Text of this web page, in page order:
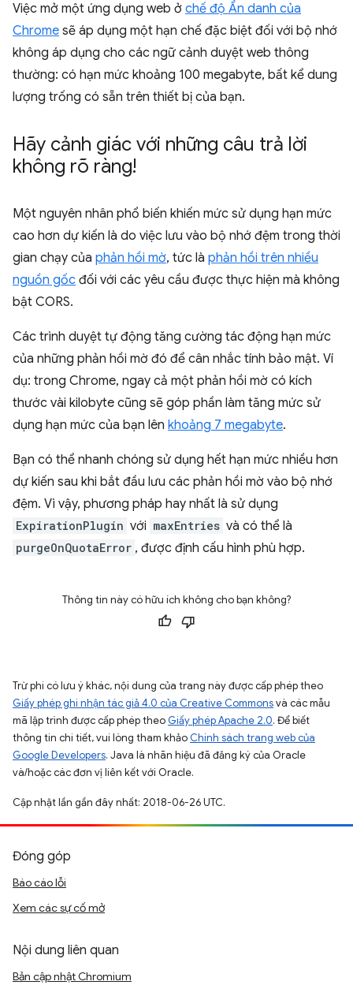
Việc mở một ứng dụng web ở chế độ Ẩn danh của
Chrome sẽ áp dụng một hạn chế đặc biệt đối với bộ nhớ
không áp dụng cho các ngữ cảnh duyệt web thông
thường: có hạn mức khoảng 100 megabyte, bất kể dung
lượng trống có sẵn trên thiết bị của bạn.
Hãy cảnh giác với những câu trả lời
không rõ ràng!
Một nguyên nhân phổ biến khiến mức sử dụng hạn mức
cao hơn dự kiến là do việc lưu vào bộ nhớ đệm trong thời
gian chạy của phản hồi mờ, tức là phản hồi trên nhiều
nguồn gốc đối với các yêu cầu được thực hiện mà không
bật CORS.
Các trình duyệt tự động tăng cường tác động hạn mức
của những phản hồi mờ đó để cân nhắc tính bảo mật. Ví
dụ: trong Chrome, ngay cả một phản hồi mờ có kích
thước vài kilobyte cũng sẽ góp phần làm tăng mức sử
dụng hạn mức của bạn lên khoảng 7 megabyte.
Bạn có thể nhanh chóng sử dụng hết hạn mức nhiều hơn
dự kiến sau khi bắt đầu lưu các phản hồi mờ vào bộ nhớ
đệm. Vì vậy, phương pháp hay nhất là sử dụng
ExpirationPlugin với maxEntries và có thể là
purgeOnQuotaError , được định cấu hình phù hợp.
Thông tin này có hữu ích không cho bạn không?
Trừ phi có lưu ý khác, nội dung của trang này được cấp phép theo
Giấy phép ghi nhận tác giả 4.0 của Creative Commonsvà các mẫu
mã lập trình được cấp phép theo Giấy phép Apache 2.0. Để biết
thông tin chi tiết, vui lòng tham khảo Chính sách trang web của
Google Developers. Java là nhãn hiệu đã đăng ký của Oracle
và/hoặc các đơn vị liên kết với Oracle.
Cập nhật lần gần đây nhất: 2018-06-26 UTC.
Đóng góp
Báo cáo lỗi
Xem các sự cố mở
Nội dung liên quan
Bản cập nhật Chromium